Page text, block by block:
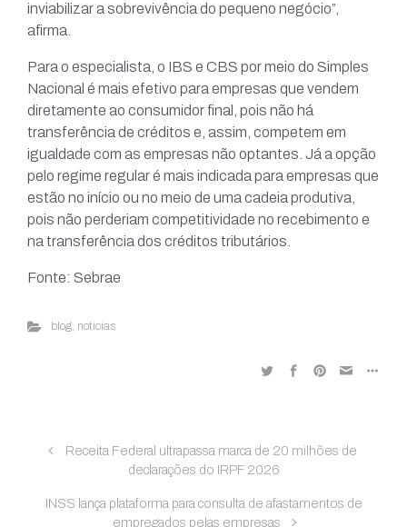
inviabilizar a sobrevivência do pequeno negócio”,
afirma.
Para o especialista, o IBS e CBS por meio do Simples
Nacional é mais efetivo para empresas que vendem
diretamente ao consumidor final, pois não há
transferência de créditos e, assim, competem em
igualdade com as empresas não optantes. Já a opção
pelo regime regular é mais indicada para empresas que
estão no início ou no meio de uma cadeia produtiva,
pois não perderiam competitividade no recebimento e
na transferência dos créditos tributários.
Fonte: Sebrae
blog, noticias
Receita Federal ultrapassa marca de 20 milhões de
declarações do IRPF 2026
INSS lança plataforma para consulta de afastamentos de
empregados pelas empresas